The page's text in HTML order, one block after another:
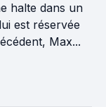
halte dans un
est réservée
Max...